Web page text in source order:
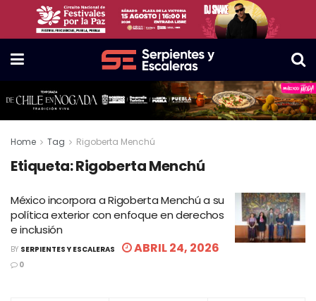
Home Tag Rigoberta Menchú
Etiqueta:Rigoberta Menchú
México incorpora a Rigoberta Menchú a su
política exterior con enfoque en derechos
e inclusión
BY SERPIENTES Y ESCALERAS ABRIL 24, 2026
0